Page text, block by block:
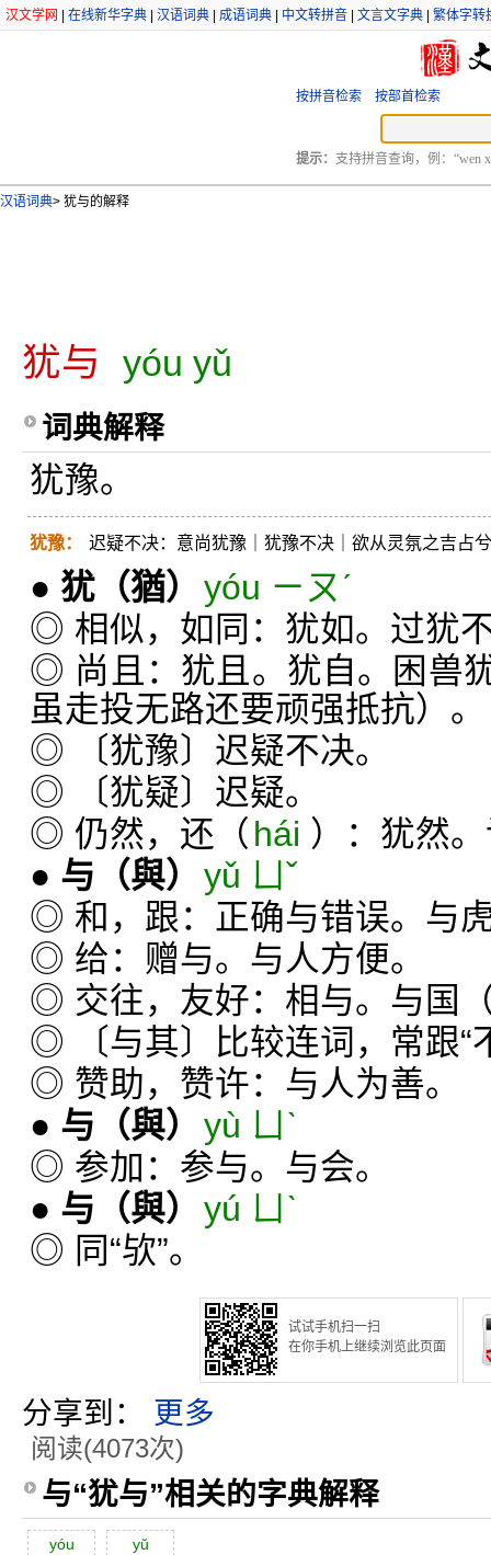
汉文学网 在线新华字典 汉语词典 成语词典 中文转拼音 文言文字典 繁体字转
按拼音检索 按部首检索
提示： 支持拼音查询，例：“wen
汉语词典> 犹与的解释
犹与 yóu yǔ
词典解释
犹豫。
犹豫： 迟疑不决：意尚犹豫｜犹豫不决｜欲从灵氛之吉占
● 犹 （猶） yóu ㄧㄡˊ
◎ 相似，如同：犹如。过犹
◎ 尚且：犹且。犹自。困兽
虽走投无路还要顽强抵抗）。
◎ 〔犹豫〕迟疑不决。
◎ 〔犹疑〕迟疑。
◎ 仍然，还（ hái ）：犹然
● 与 （與） yǔ ㄩˇ
◎ 和，跟：正确与错误。与
◎ 给：赠与。与人方便。
◎ 交往，友好：相与。与国
◎ 〔与其〕比较连词，常跟“
◎ 赞助，赞许：与人为善。
● 与 （與） yù ㄩˋ
◎ 参加：参与。与会。
● 与 （與） yú ㄩˋ
◎ 同“欤”。
试试手机扫一扫
在你手机上继续浏览此页面
分享到： 更多
阅读(4073次)
与“犹与”相关的字典解释
yóu yŭ